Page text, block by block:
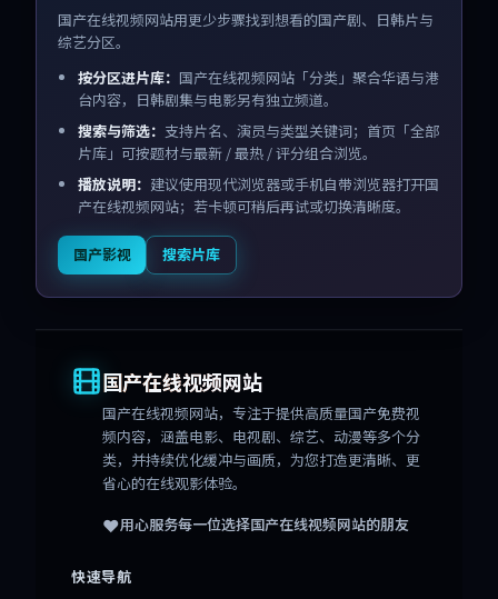
国产在线视频网站用更少步骤找到想看的国产剧、日韩片与
综艺分区。
按分区进片库： 国产在线视频网站「分类」聚合华语与港
台内容，日韩剧集与电影另有独立频道。
搜索与筛选： 支持片名、演员与类型关键词；首页「全部
片库」可按题材与最新 / 最热 / 评分组合浏览。
播放说明： 建议使用现代浏览器或手机自带浏览器打开国
产在线视频网站；若卡顿可稍后再试或切换清晰度。
国产影视 搜索片库
国产在线视频网站
国产在线视频网站，专注于提供高质量国产免费视
频内容，涵盖电影、电视剧、综艺、动漫等多个分
类，并持续优化缓冲与画质，为您打造更清晰、更
省心的在线观影体验。
❤️用心服务每一位选择国产在线视频网站的朋友
快速导航